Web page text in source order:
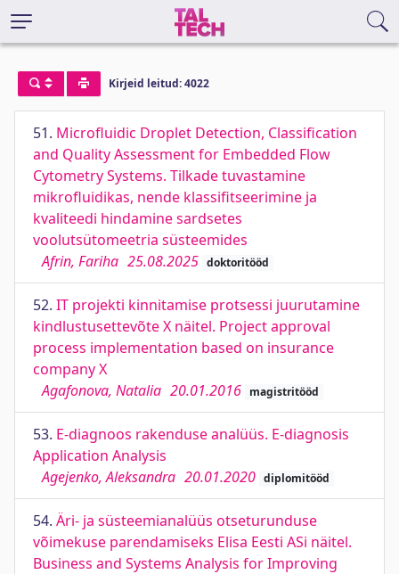
Kirjeid leitud: 4022
51. Microﬂuidic Droplet Detection, Classiﬁcation
and Quality Assessment for Embedded Flow
Cytometry Systems. Tilkade tuvastamine
mikroﬂuidikas, nende klassiﬁtseerimine ja
kvaliteedi hindamine sardsetes
voolutsütomeetria süsteemides
Afrin, Fariha 25.08.2025 doktoritööd
52. IT projekti kinnitamise protsessi juurutamine
kindlustusettevõte X näitel. Project approval
process implementation based on insurance
company X
Agafonova, Natalia 20.01.2016 magistritööd
53. E-diagnoos rakenduse analüüs. E-diagnosis
Application Analysis
Agejenko, Aleksandra 20.01.2020 diplomitööd
54. Äri- ja süsteemianalüüs otseturunduse
võimekuse parendamiseks Elisa Eesti ASi näitel.
Business and Systems Analysis for Improving